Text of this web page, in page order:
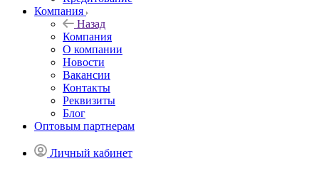
Компания
Назад
Компания
О компании
Новости
Вакансии
Контакты
Реквизиты
Блог
Оптовым партнерам
Личный кабинет